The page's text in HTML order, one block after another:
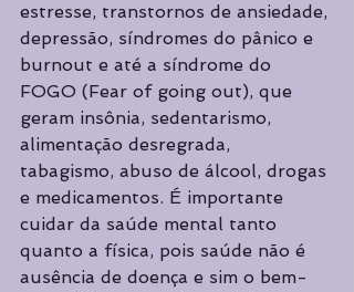
estresse, transtornos de ansiedade,
depressão, síndromes do pânico e
burnout e até a síndrome do
FOGO (Fear of going out), que
geram insônia, sedentarismo,
alimentação desregrada,
tabagismo, abuso de álcool, drogas
e medicamentos. É importante
cuidar da saúde mental tanto
quanto a física, pois saúde não é
ausência de doença e sim o bem-